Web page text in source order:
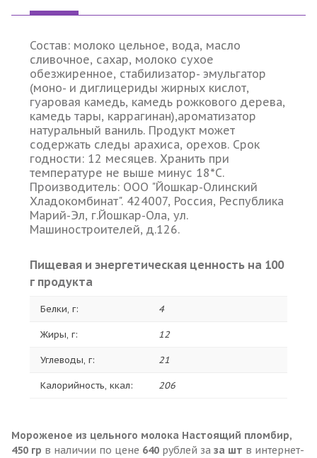
Состав: молоко цельное, вода, масло
сливочное, сахар, молоко сухое
обезжиренное, стабилизатор- эмульгатор
(моно- и диглицериды жирных кислот,
гуаровая камедь, камедь рожкового дерева,
камедь тары, каррагинан),ароматизатор
натуральный ваниль. Продукт может
содержать следы арахиса, орехов. Срок
годности: 12 месяцев. Хранить при
температуре не выше минус 18*С.
Производитель: ООО "Йошкар-Олинский
Хладокомбинат". 424007, Россия, Республика
Марий-Эл, г.Йошкар-Ола, ул.
Машиностроителей, д.126.
Пищевая и энергетическая ценность на 100
г продукта
Белки, г: 4
Жиры, г: 12
Углеводы, г: 21
Калорийность, ккал: 206
Мороженое из цельного молока Настоящий пломбир,
450 гр в наличии по цене 640 рублей за за шт в интернет-